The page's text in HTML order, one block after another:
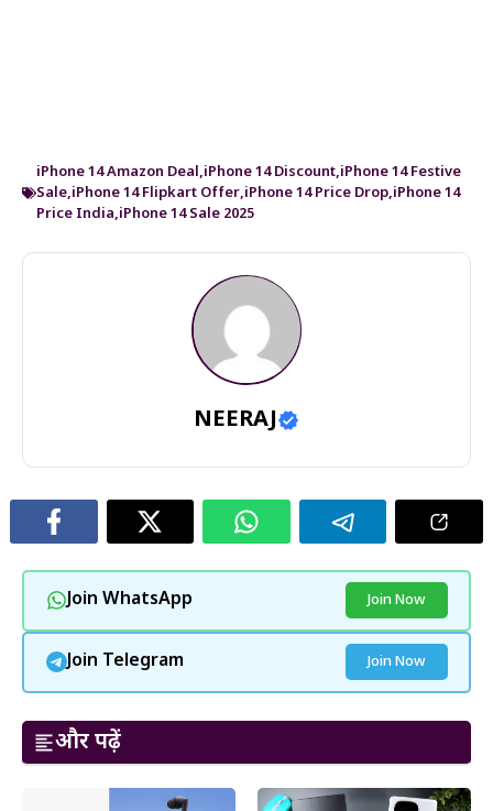
iPhone 14 Amazon Deal,iPhone 14 Discount,iPhone 14 Festive
Sale,iPhone 14 Flipkart Offer,iPhone 14 Price Drop,iPhone 14
Price India,iPhone 14 Sale 2025
NEERAJ
Join WhatsApp Join Now
Join Telegram Join Now
और पढ़ें